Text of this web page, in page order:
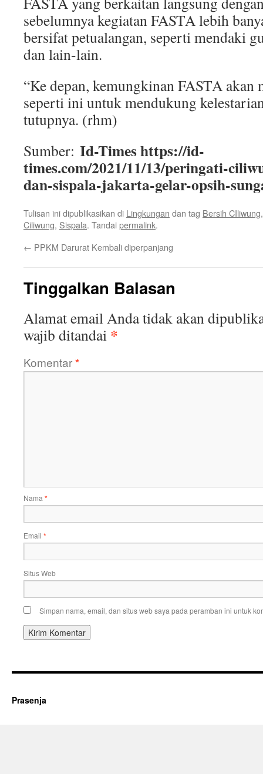
sebelumnya kegiatan FASTA lebih
bersifat petualangan, seperti mendaki
dan lain-lain.
“Ke depan, kemungkinan FASTA akan
seperti ini untuk mendukung
tutupnya. (rhm)
Sumber: Id-Times https://id-
times.com/2021/11/13/peringati-
dan-sispala-jakarta-gelar-opsih-
Tulisan ini dipublikasikan di Lingkungan dan tag Bersih CIliwung
Ciliwung, Sispala. Tandaipermalink.
← PPKM Darurat Kembali diperpanjang
Tinggalkan Balasan
Alamat email Anda tidak akan
wajib ditandai *
Komentar*
Nama *
Email *
Situs Web
Simpan nama, email, dan situs web saya pada peramban ini untuk
Prasenja